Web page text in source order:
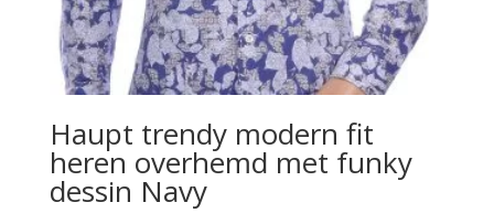
Haupt trendy modern fit
heren overhemd met funky
dessin Navy